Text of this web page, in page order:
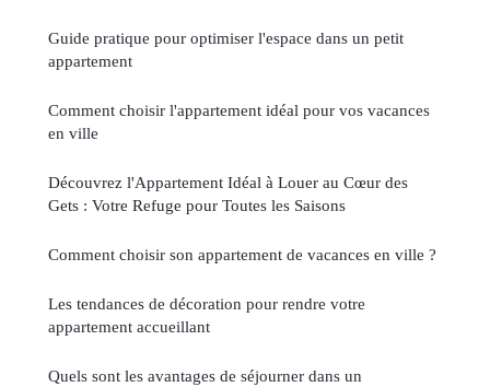
Guide pratique pour optimiser l'espace dans un petit
appartement
Comment choisir l'appartement idéal pour vos vacances
en ville
Découvrez l'Appartement Idéal à Louer au Cœur des
Gets : Votre Refuge pour Toutes les Saisons
Comment choisir son appartement de vacances en ville ?
Les tendances de décoration pour rendre votre
appartement accueillant
Quels sont les avantages de séjourner dans un